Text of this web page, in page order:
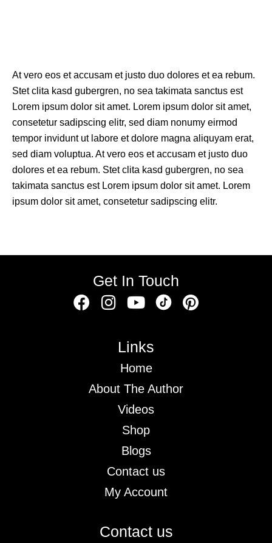
At vero eos et accusam et justo duo dolores et ea rebum.
Stet clita kasd gubergren, no sea takimata sanctus est
Lorem ipsum dolor sit amet. Lorem ipsum dolor sit amet,
consetetur sadipscing elitr, sed diam nonumy eirmod
tempor invidunt ut labore et dolore magna aliquyam erat,
sed diam voluptua. At vero eos et accusam et justo duo
dolores et ea rebum. Stet clita kasd gubergren, no sea
takimata sanctus est Lorem ipsum dolor sit amet. Lorem
ipsum dolor sit amet, consetetur sadipscing elitr.
Contact us
Links
Home
About The Author
Videos
Shop
Blogs
Contact us
My Account
Get In Touch